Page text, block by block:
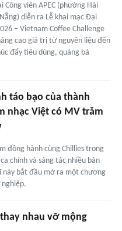
Công viên APEC (phường Hải
diễn ra Lễ khai mạc Đại
– Vietnam Coffee Challenge
cao giá trị từ nguyên liệu đến
đẩy tiêu dùng, quảng bá
táo bạo của thành
nhạc Việt có MV trăm
đồng hành cùng Chillies trong
chính và sáng tác nhiều bản
này bắt đầu mở ra một chương
thay nhau vỡ mộng